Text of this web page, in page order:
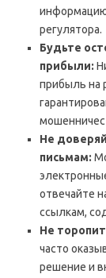
информацию
регулятора.
Будьте
прибыли:
прибыль на
Не
письмам:
отвечайте
ссылкам,
Не
часто
решение и